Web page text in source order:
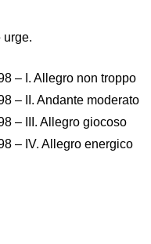
urge.
– I. Allegro non troppo
– II. Andante moderato
– III. Allegro giocoso
– IV. Allegro energico